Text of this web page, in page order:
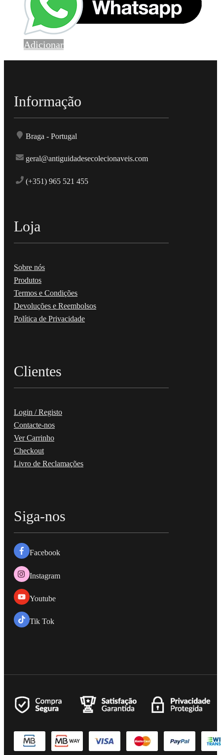
Adicionar
Informação
Braga - Portugal
geral@antiguidadesecolecionaveis.com
(+351) 965 521 455
Loja
Sobre nós
Produtos
Termos e Condições
Devoluções e Reembolsos
Política de Privacidade
Clientes
Login / Registo
Contacte-nos
Ver Carrinho
Checkout
Livro de Reclamações
Siga-nos
Facebook
Instagram
Youtube
Tik Tok